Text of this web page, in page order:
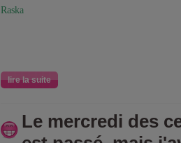
Raska
lire la suite
Le mercredi des